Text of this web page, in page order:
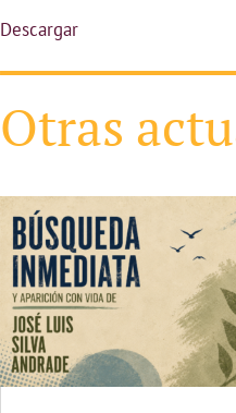
Descargar
Otras